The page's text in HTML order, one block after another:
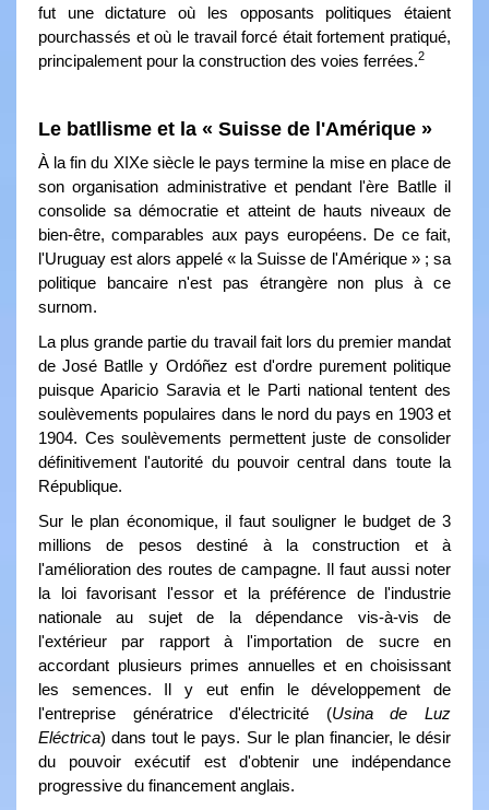
fut une dictature où les opposants politiques étaient
pourchassés et où le travail forcé était fortement pratiqué,
principalement pour la construction des voies ferrées.2
Le batllisme et la « Suisse de l'Amérique »
À la fin du XIXe siècle le pays termine la mise en place de
son organisation administrative et pendant l'ère Batlle il
consolide sa démocratie et atteint de hauts niveaux de
bien-être, comparables aux pays européens. De ce fait,
l'Uruguay est alors appelé « la Suisse de l'Amérique » ; sa
politique bancaire n'est pas étrangère non plus à ce
surnom.
La plus grande partie du travail fait lors du premier mandat
de José Batlle y Ordóñez est d'ordre purement politique
puisque Aparicio Saravia et le Parti national tentent des
soulèvements populaires dans le nord du pays en 1903 et
1904. Ces soulèvements permettent juste de consolider
définitivement l'autorité du pouvoir central dans toute la
République.
Sur le plan économique, il faut souligner le budget de 3
millions de pesos destiné à la construction et à
l'amélioration des routes de campagne. Il faut aussi noter
la loi favorisant l'essor et la préférence de l'industrie
nationale au sujet de la dépendance vis-à-vis de
l'extérieur par rapport à l'importation de sucre en
accordant plusieurs primes annuelles et en choisissant
les semences. Il y eut enfin le développement de
l'entreprise génératrice d'électricité (Usina de Luz
Eléctrica) dans tout le pays. Sur le plan financier, le désir
du pouvoir exécutif est d'obtenir une indépendance
progressive du financement anglais.